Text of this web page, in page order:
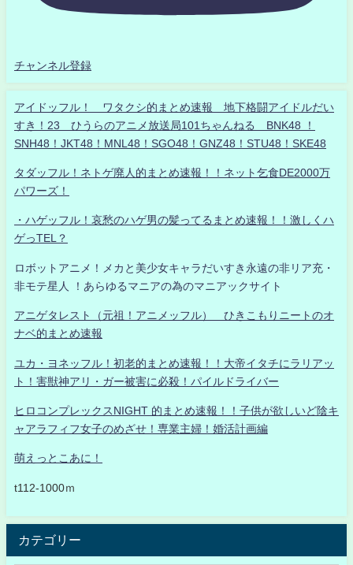
チャンネル登録
アイドッフル！ ワタクシ的まとめ速報 地下格闘アイドルだい
すき！23 ひうらのアニメ放送局101ちゃんねる BNK48 ！
SNH48！JKT48！MNL48！SGO48！GNZ48！STU48！SKE48
タダッフル！ネトゲ廃人的まとめ速報！！ネット乞食DE2000万
パワーズ！
・ハゲッフル！哀愁のハゲ男の髪ってるまとめ速報！！激しくハ
ゲっTEL？
ロボットアニメ！メカと美少女キャラだいすき永遠の非リア充・
非モテ星人 ！あらゆるマニアの為のマニアックサイト
アニゲタレスト（元祖！アニメッフル） ひきこもりニートのオ
ナベ的まとめ速報
ユカ・ヨネッフル！初老的まとめ速報！！大帝イタチにラリアッ
ト！害獣神アリ・ガー被害に必殺！パイルドライバー
ヒロコンプレックスNIGHT 的まとめ速報！！子供が欲しいど陰キ
ャアラフィフ女子のめざせ！専業主婦！婚活計画編
萌えっとこあに！
t112-1000ｍ
カテゴリー